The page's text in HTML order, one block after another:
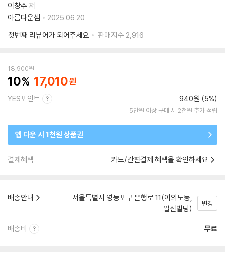
이창주 저
아름다운샘
2025.06.20.
첫번째 리뷰어가 되어주세요
판매지수 2,916
18,900원
10 17,010
YES포인트 940원 (5%)
5만원 이상 구매 시 2천원 추가 적립
앱 다운 시 1천원 상품권
결제혜택 카드/간편결제 혜택을 확인하세요
배송안내
서울특별시 영등포구 은행로 11(여의도동,
일신빌딩)
변경
배송비 무료